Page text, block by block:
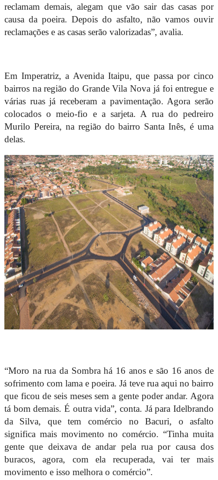
reclamam demais, alegam que vão sair das casas por
causa da poeira. Depois do asfalto, não vamos ouvir
reclamações e as casas serão valorizadas”, avalia.
Em Imperatriz, a Avenida Itaipu, que passa por cinco
bairros na região do Grande Vila Nova já foi entregue e
várias ruas já receberam a pavimentação. Agora serão
colocados o meio-fio e a sarjeta. A rua do pedreiro
Murilo Pereira, na região do bairro Santa Inês, é uma
delas.
“Moro na rua da Sombra há 16 anos e são 16 anos de
sofrimento com lama e poeira. Já teve rua aqui no bairro
que ficou de seis meses sem a gente poder andar. Agora
tá bom demais. É outra vida”, conta. Já para Idelbrando
da Silva, que tem comércio no Bacuri, o asfalto
significa mais movimento no comércio. “Tinha muita
gente que deixava de andar pela rua por causa dos
buracos, agora, com ela recuperada, vai ter mais
movimento e isso melhora o comércio”.